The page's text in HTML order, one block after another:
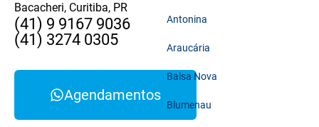
Bacacheri, Curitiba, PR
(41) 9 9167 9036
(41) 3274 0305
Agendamentos
Antonina
Araucária
Balsa Nova
Blumenau